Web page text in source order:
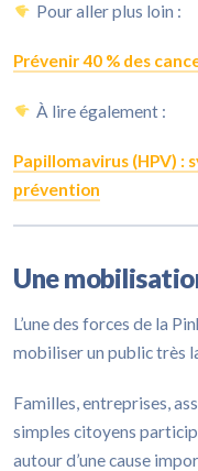
Pour aller plus loin :
Prévenir 40 % des
À lire également :
Papillomavirus (HPV) :
prévention
Une
L’une des forces de la
mobiliser un public très
Familles, entreprises,
simples citoyens
autour d’une cause